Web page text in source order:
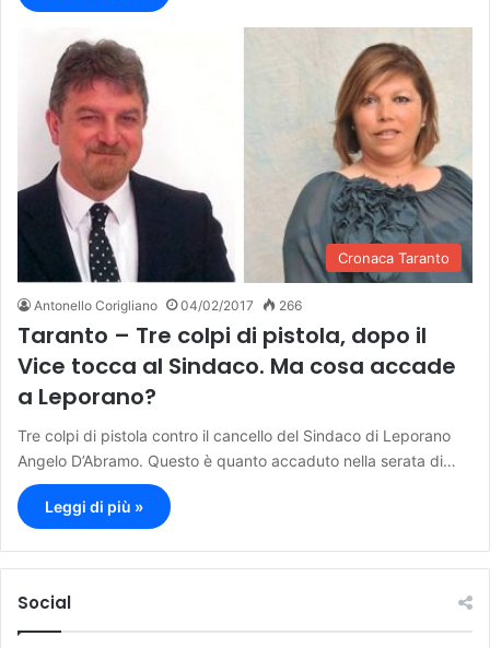
Cronaca Taranto
Antonello Corigliano 04/02/2017 266
Taranto – Tre colpi di pistola, dopo il
Vice tocca al Sindaco. Ma cosa accade
a Leporano?
Tre colpi di pistola contro il cancello del Sindaco di Leporano
Angelo D’Abramo. Questo è quanto accaduto nella serata di…
Leggi di più »
Social